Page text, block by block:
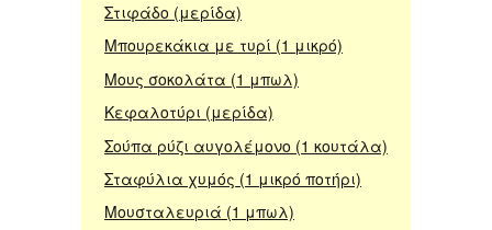
Στιφάδο (μερίδα)
Μπουρεκάκια με τυρί (1 μικρό)
Μους σοκολάτα (1 μπωλ)
Κεφαλοτύρι (μερίδα)
Σούπα ρύζι αυγολέμονο (1 κουτάλα)
Σταφύλια χυμός (1 μικρό ποτήρι)
Μουσταλευριά (1 μπωλ)